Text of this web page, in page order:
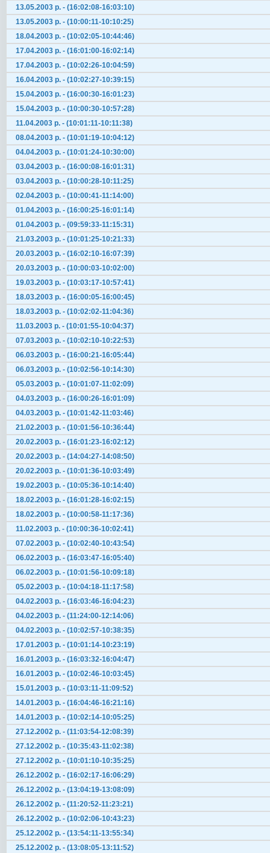
13.05.2003 р. - (16:02:08-16:03:10)
13.05.2003 р. - (10:00:11-10:10:25)
18.04.2003 р. - (10:02:05-10:44:46)
17.04.2003 р. - (16:01:00-16:02:14)
17.04.2003 р. - (10:02:26-10:04:59)
16.04.2003 р. - (10:02:27-10:39:15)
15.04.2003 р. - (16:00:30-16:01:23)
15.04.2003 р. - (10:00:30-10:57:28)
11.04.2003 р. - (10:01:11-10:11:38)
08.04.2003 р. - (10:01:19-10:04:12)
04.04.2003 р. - (10:01:24-10:30:00)
03.04.2003 р. - (16:00:08-16:01:31)
03.04.2003 р. - (10:00:28-10:11:25)
02.04.2003 р. - (10:00:41-11:14:00)
01.04.2003 р. - (16:00:25-16:01:14)
01.04.2003 р. - (09:59:33-11:15:31)
21.03.2003 р. - (10:01:25-10:21:33)
20.03.2003 р. - (16:02:10-16:07:39)
20.03.2003 р. - (10:00:03-10:02:00)
19.03.2003 р. - (10:03:17-10:57:41)
18.03.2003 р. - (16:00:05-16:00:45)
18.03.2003 р. - (10:02:02-11:04:36)
11.03.2003 р. - (10:01:55-10:04:37)
07.03.2003 р. - (10:02:10-10:22:53)
06.03.2003 р. - (16:00:21-16:05:44)
06.03.2003 р. - (10:02:56-10:14:30)
05.03.2003 р. - (10:01:07-11:02:09)
04.03.2003 р. - (16:00:26-16:01:09)
04.03.2003 р. - (10:01:42-11:03:46)
21.02.2003 р. - (10:01:56-10:36:44)
20.02.2003 р. - (16:01:23-16:02:12)
20.02.2003 р. - (14:04:27-14:08:50)
20.02.2003 р. - (10:01:36-10:03:49)
19.02.2003 р. - (10:05:36-10:14:40)
18.02.2003 р. - (16:01:28-16:02:15)
18.02.2003 р. - (10:00:58-11:17:36)
11.02.2003 р. - (10:00:36-10:02:41)
07.02.2003 р. - (10:02:40-10:43:54)
06.02.2003 р. - (16:03:47-16:05:40)
06.02.2003 р. - (10:01:56-10:09:18)
05.02.2003 р. - (10:04:18-11:17:58)
04.02.2003 р. - (16:03:46-16:04:23)
04.02.2003 р. - (11:24:00-12:14:06)
04.02.2003 р. - (10:02:57-10:38:35)
17.01.2003 р. - (10:01:14-10:23:19)
16.01.2003 р. - (16:03:32-16:04:47)
16.01.2003 р. - (10:02:46-10:03:45)
15.01.2003 р. - (10:03:11-11:09:52)
14.01.2003 р. - (16:04:46-16:21:16)
14.01.2003 р. - (10:02:14-10:05:25)
27.12.2002 р. - (11:03:54-12:08:39)
27.12.2002 р. - (10:35:43-11:02:38)
27.12.2002 р. - (10:01:10-10:35:25)
26.12.2002 р. - (16:02:17-16:06:29)
26.12.2002 р. - (13:04:19-13:08:09)
26.12.2002 р. - (11:20:52-11:23:21)
26.12.2002 р. - (10:02:06-10:43:23)
25.12.2002 р. - (13:54:11-13:55:34)
25.12.2002 р. - (13:08:05-13:11:52)